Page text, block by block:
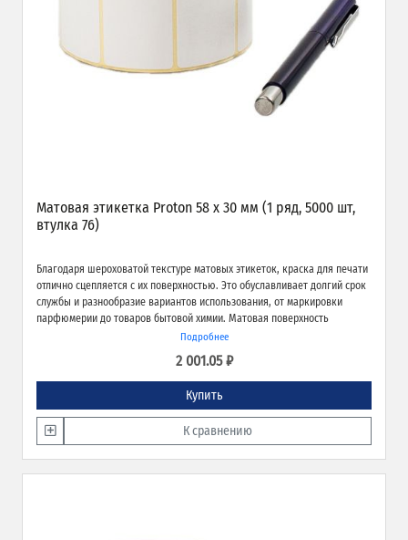
Матовая этикетка Proton 58 х 30 мм (1 ряд, 5000 шт,
втулка 76)
Благодаря шероховатой текстуре матовых этикеток, краска для печати
отлично сцепляется с их поверхностью. Это обуславливает долгий срок
службы и разнообразие вариантов использования, от маркировки
парфюмерии до товаров бытовой химии. Матовая поверхность
обеспечивает превосходное качество печати и широкие возможности
Подробнее
2 001.05 ₽
Купить
К сравнению